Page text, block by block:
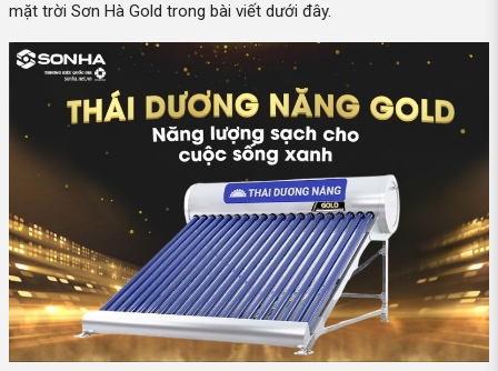
mặt trời Sơn Hà Gold trong bài viết dưới đây.